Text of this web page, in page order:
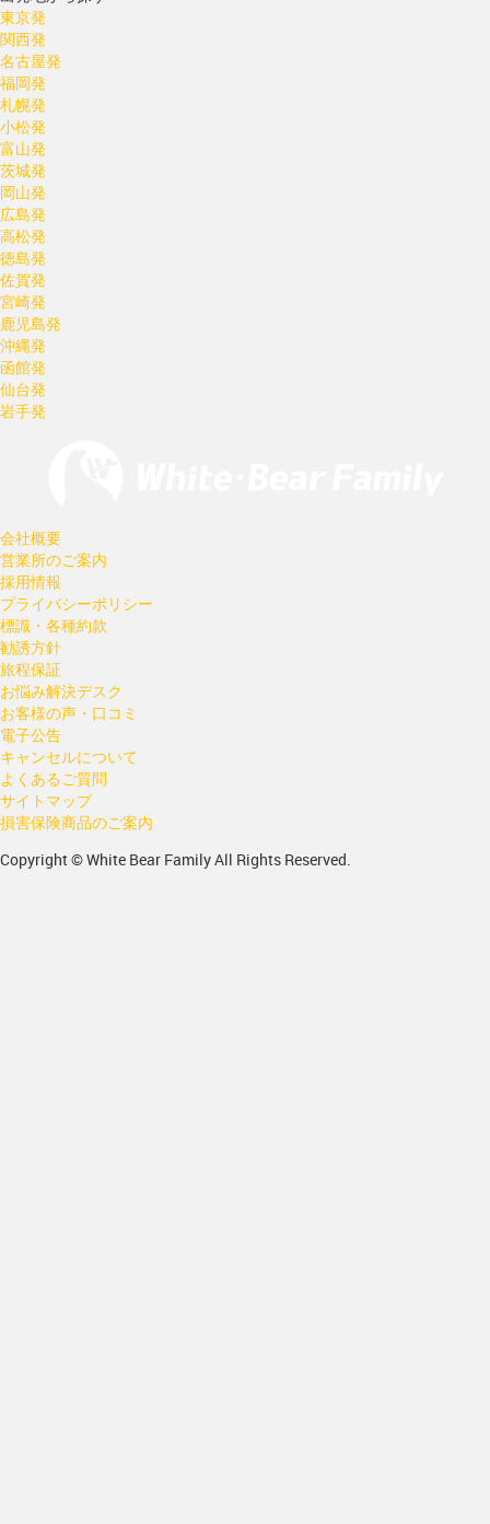
東京発
関西発
名古屋発
福岡発
札幌発
小松発
富山発
茨城発
岡山発
広島発
高松発
徳島発
佐賀発
宮崎発
鹿児島発
沖縄発
函館発
仙台発
岩手発
会社概要
営業所のご案内
採用情報
プライバシーポリシー
標識・各種約款
勧誘方針
旅程保証
お悩み解決デスク
お客様の声・口コミ
電子公告
キャンセルについて
よくあるご質問
サイトマップ
損害保険商品のご案内
Copyright © White Bear Family All Rights Reserved.